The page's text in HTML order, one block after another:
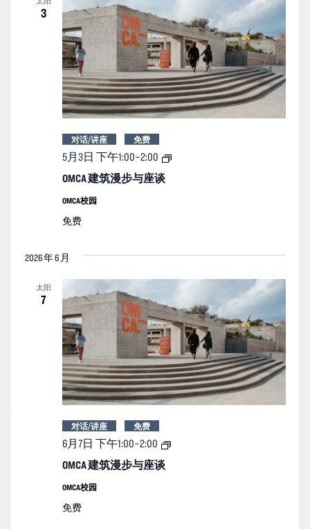
和
视
图
导
航
导
航
期。
3
OMCA 建筑漫步与座谈
5月3日 下午1:00–2:00
OMCA
对话/讲座 免费
OMCA校园
免费
2026 年 6 月
太阳
7
OMCA 建筑漫步与座谈
6月7日 下午1:00–2:00
OMCA
对话/讲座 免费
OMCA校园
免费